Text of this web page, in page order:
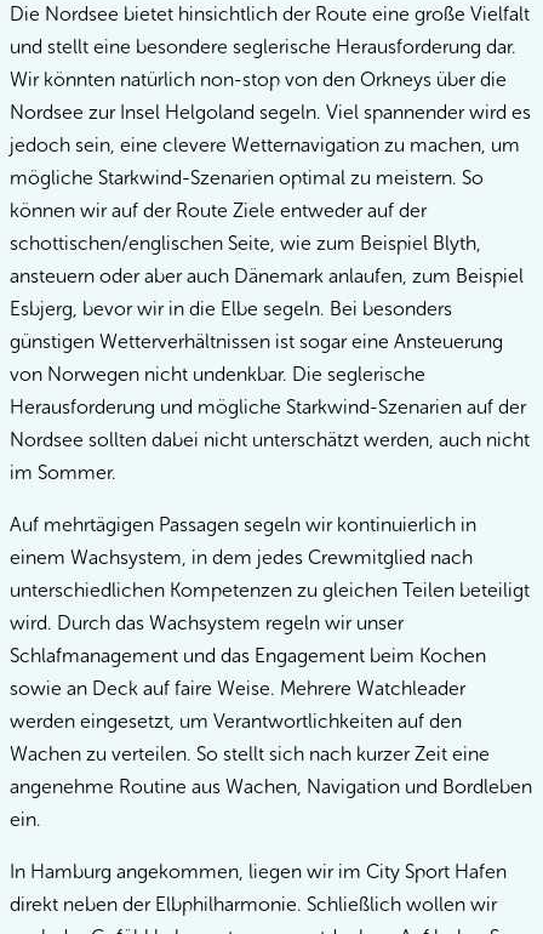
Die Nordsee bietet hinsichtlich der Route eine große Vielfalt
und stellt eine besondere seglerische Herausforderung dar.
Wir könnten natürlich non-stop von den Orkneys über die
Nordsee zur Insel Helgoland segeln. Viel spannender wird es
jedoch sein, eine clevere Wetternavigation zu machen, um
mögliche Starkwind-Szenarien optimal zu meistern. So
können wir auf der Route Ziele entweder auf der
schottischen/englischen Seite, wie zum Beispiel Blyth,
ansteuern oder aber auch Dänemark anlaufen, zum Beispiel
Esbjerg, bevor wir in die Elbe segeln. Bei besonders
günstigen Wetterverhältnissen ist sogar eine Ansteuerung
von Norwegen nicht undenkbar. Die seglerische
Herausforderung und mögliche Starkwind-Szenarien auf der
Nordsee sollten dabei nicht unterschätzt werden, auch nicht
im Sommer.
Auf mehrtägigen Passagen segeln wir kontinuierlich in
einem Wachsystem, in dem jedes Crewmitglied nach
unterschiedlichen Kompetenzen zu gleichen Teilen beteiligt
wird. Durch das Wachsystem regeln wir unser
Schlafmanagement und das Engagement beim Kochen
sowie an Deck auf faire Weise. Mehrere Watchleader
werden eingesetzt, um Verantwortlichkeiten auf den
Wachen zu verteilen. So stellt sich nach kurzer Zeit eine
angenehme Routine aus Wachen, Navigation und Bordleben
ein.
In Hamburg angekommen, liegen wir im City Sport Hafen
direkt neben der Elbphilharmonie. Schließlich wollen wir